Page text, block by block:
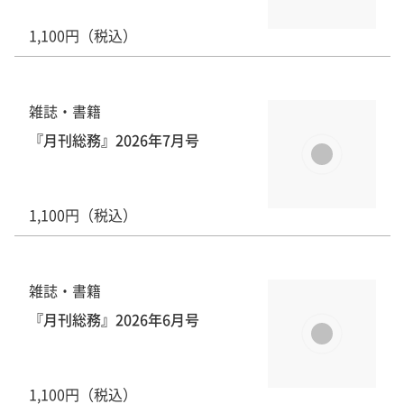
1,100円（税込）
雑誌・書籍
『月刊総務』2026年7月号
1,100円（税込）
雑誌・書籍
『月刊総務』2026年6月号
1,100円（税込）